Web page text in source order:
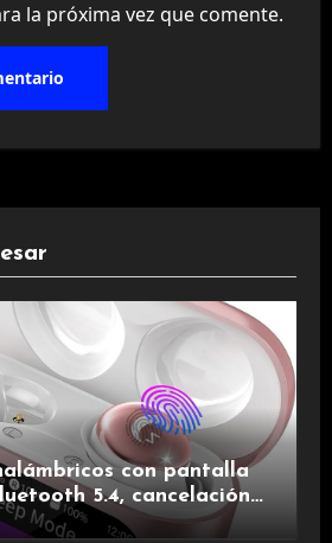
la próxima vez que comente.
con pantalla
5.4, cancelación
y de larga